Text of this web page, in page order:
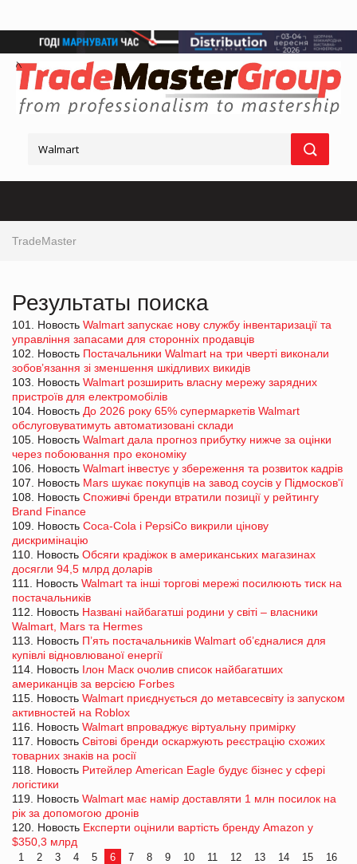
TradeMaster
Результаты поиска
101. Новость Walmart запускає нову службу інвентаризації та
управління запасами для сторонніх продавців
102. Новость Постачальники Walmart на три чверті виконали
зобов’язання зі зменшення шкідливих викидів
103. Новость Walmart розширить власну мережу зарядних
пристроїв для електромобілів
104. Новость До 2026 року 65% супермаркетів Walmart
обслуговуватимуть автоматизовані склади
105. Новость Walmart дала прогноз прибутку нижче за оцінки
через побоювання про економіку
106. Новость Walmart інвестує у збереження та розвиток кадрів
107. Новость Mars шукає покупців на завод соусів у Підмосков'ї
108. Новость Споживчі бренди втратили позиції у рейтингу
Brand Finance
109. Новость Coca-Cola і PepsiCo викрили цінову
дискримінацію
110. Новость Обсяги крадіжок в американських магазинах
досягли 94,5 млрд доларів
111. Новость Walmart та інші торгові мережі посилюють тиск на
постачальників
112. Новость Названі найбагатші родини у світі – власники
Walmart, Mars та Hermes
113. Новость П’ять постачальників Walmart об’єдналися для
купівлі відновлюваної енергії
114. Новость Ілон Маск очолив список найбагатших
американців за версією Forbes
115. Новость Walmart приєднується до метавсесвіту із запуском
активностей на Roblox
116. Новость Walmart впроваджує віртуальну примірку
117. Новость Світові бренди оскаржують реєстрацію схожих
товарних знаків на росії
118. Новость Ритейлер American Eagle будує бізнес у сфері
логістики
119. Новость Walmart має намір доставляти 1 млн посилок на
рік за допомогою дронів
120. Новость Експерти оцінили вартість бренду Amazon у
$350,3 млрд
1 2 3 4 5 6 7 8 9 10 11 12 13 14 15
16